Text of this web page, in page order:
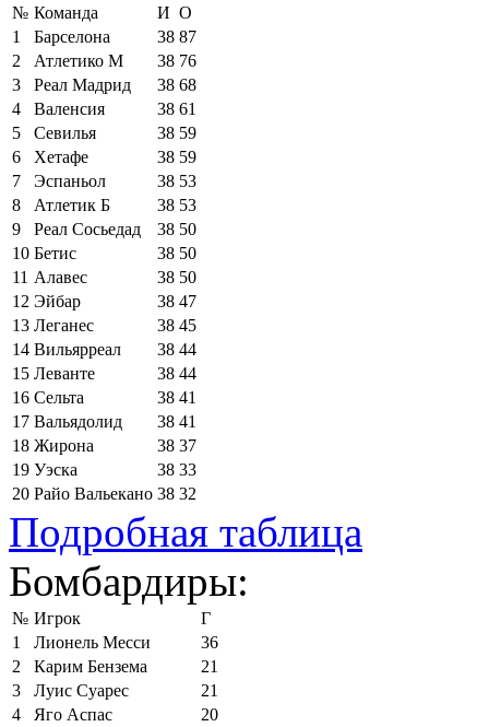
№ Команда И О
1
Барселона 38 87
2
Атлетико М 38 76
3
Реал Мадрид 38 68
4
Валенсия 38 61
5
Севилья 38 59
6
Хетафе 38 59
7
Эспаньол 38 53
8
Атлетик Б 38 53
9
Реал Сосьедад 38 50
10 Бетис 38 50
11 Алавес 38 50
12 Эйбар 38 47
13 Леганес 38 45
14 Вильярреал 38 44
15 Леванте 38 44
16 Сельта 38 41
17 Вальядолид 38 41
18 Жирона 38 37
19 Уэска 38 33
20 Райо Вальекано 38 32
Подробная таблица
Бомбардиры:
№ Игрок
Г
1
Лионель Месси
36
2
Карим Бензема
21
3
Луис Суарес
21
4
Яго Аспас
20